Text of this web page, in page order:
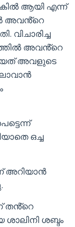
ആയി എന്ന്
അവൻ്റെ
വിചാരിച്ച
അവൻ്റെ
അവളുടെ
ഒച്ച
അറിയാൻ
തൻ്റെ
ശാലിനി ശബ്ദം